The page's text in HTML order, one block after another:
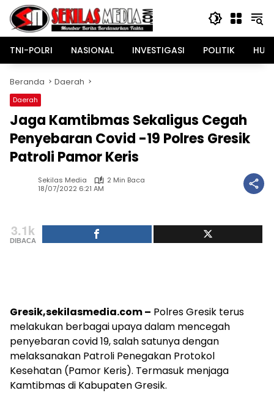
Langsung
konten
TNI-POLRI
NASIONAL INVESTIGASI POLITIK
Beranda Daerah
Daerah
Jaga Kamtibmas Sekaligus Cegah
Penyebaran Covid -19 Polres Gresik
Patroli Pamor Keris
Sekilas Media
2 Min Baca
18/07/2022 6:21 AM
3.1k
DIBACA
Gresik,sekilasmedia.com – Polres Gresik terus
melakukan berbagai upaya dalam mencegah
penyebaran covid 19, salah satunya dengan
melaksanakan Patroli Penegakan Protokol
Kesehatan (Pamor Keris). Termasuk menjaga
Kamtibmas di Kabupaten Gresik.